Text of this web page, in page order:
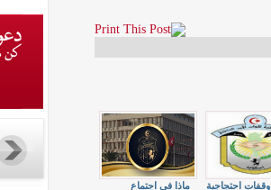
ماذا في اجتماع
وقفات احتجاجية